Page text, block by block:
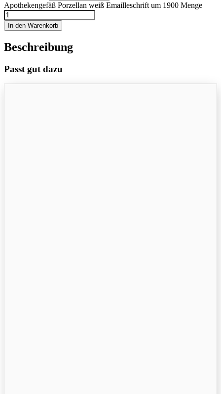
Apothekengefäß Porzellan weiß Emailleschrift um 1900 Menge
In den Warenkorb
Beschreibung
Passt gut dazu